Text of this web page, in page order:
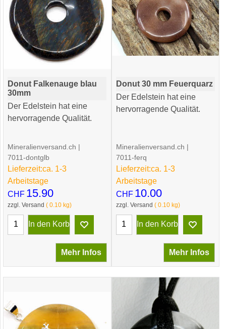
Donut Falkenauge blau
30mm
Der Edelstein hat eine
hervorragende Qualität.
CHF 15.90
zzgl. Versand 0.10 kg
Mineralienversand.ch
7011-dontglb
Lieferzeit:ca. 1-3
Arbeitstage
In den Korb
Mehr Infos
Donut 30 mm Feuerquarz
Der Edelstein hat eine
hervorragende Qualität.
CHF 10.00
zzgl. Versand 0.10kg
Mineralienversand.ch
7011-ferq
Lieferzeit:ca. 1-3
Arbeitstage
In den Korb
Mehr Infos